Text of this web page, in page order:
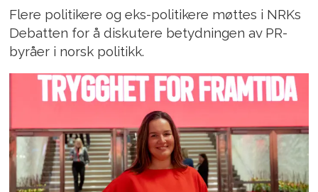
Flere politikere og eks-politikere møttes i NRKs
Debatten for å diskutere betydningen av PR-
byråer i norsk politikk.